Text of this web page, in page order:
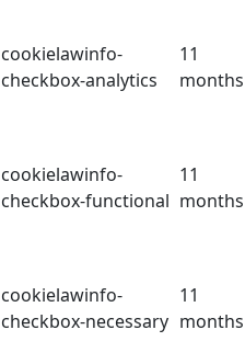
cookielawinfo-
checkbox-analytics
11
months
cookielawinfo-
checkbox-functional
11
months
cookielawinfo-
checkbox-necessary
11
months